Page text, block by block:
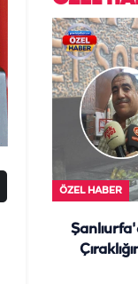
ÖZEL HABER